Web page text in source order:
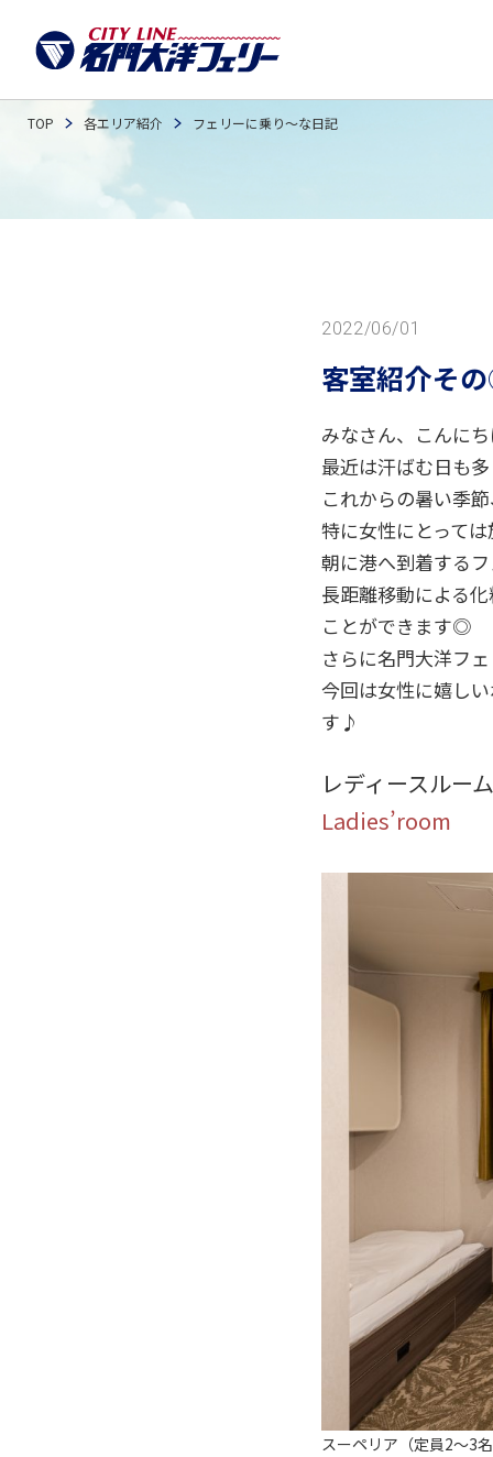
TOP 各エリア紹介 フェリーに乗り〜な日記
2022/06/01
客室紹介そ
みなさん、こんに
最近は汗ばむ日も
これからの暑い季
特に女性にとって
朝に港へ到着する
長距離移動による
ことができます◎
さらに名門大洋フ
今回は女性に嬉し
す♪
レディースルーム
Ladies’room
スーペリア（定員2～3